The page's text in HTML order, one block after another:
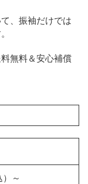
、振袖だけでは
無料＆安心補償
～